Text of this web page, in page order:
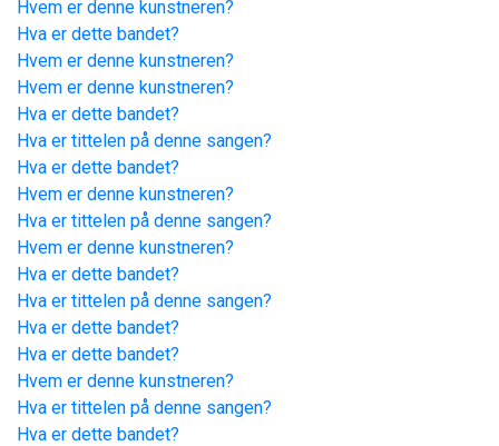
Hvem er denne kunstneren?
Hva er dette bandet?
Hvem er denne kunstneren?
Hvem er denne kunstneren?
Hva er dette bandet?
Hva er tittelen på denne sangen?
Hva er dette bandet?
Hvem er denne kunstneren?
Hva er tittelen på denne sangen?
Hvem er denne kunstneren?
Hva er dette bandet?
Hva er tittelen på denne sangen?
Hva er dette bandet?
Hva er dette bandet?
Hvem er denne kunstneren?
Hva er tittelen på denne sangen?
Hva er dette bandet?